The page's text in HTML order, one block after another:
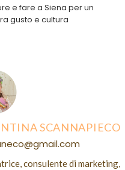
e fare a Siena per un
gusto e cultura
SCANNAPIECO
consulente di marketing,